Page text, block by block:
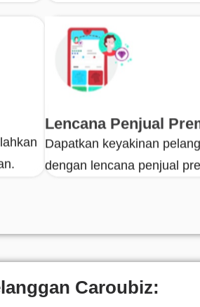
Dapatkan keyakinan
dengan lencana penjual
Caroubiz: